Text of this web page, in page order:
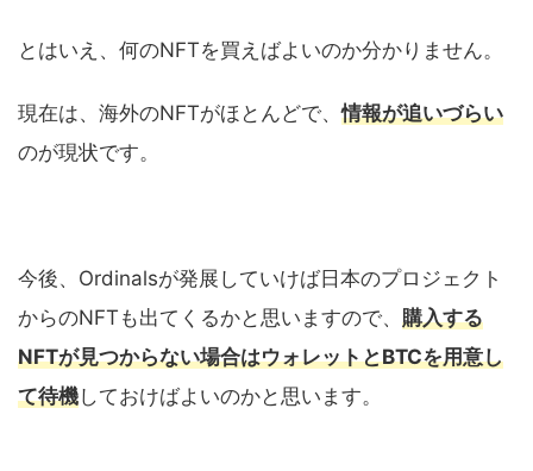
とはいえ、何のNFTを買えばよいのか分かりません。
現在は、海外のNFTがほとんどで、情報が追いづらい
のが現状です。
今後、Ordinalsが発展していけば日本のプロジェクト
からのNFTも出てくるかと思いますので、 購入する
NFTが見つからない場合はウォレットとBTCを用意し
て待機しておけばよいのかと思います。